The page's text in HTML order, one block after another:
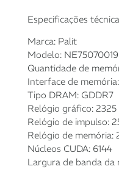
Especificações
Marca: Palit
Modelo:
Quantidade de
Interface de
Tipo DRAM: GDDR7
Relógio gráfico: 2325
Relógio de impulso:
Relógio de memória:
Núcleos CUDA: 6144
Largura de banda da